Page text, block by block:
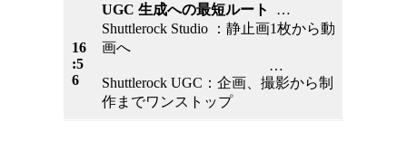
16
:5
6
UGC 生成への最短ルート
…
Shuttlerock Studio ：静止画1枚から動
画へ
…
Shuttlerock UGC：企画、撮影から制
作までワンストップ